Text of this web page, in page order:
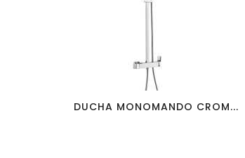
favorite_border
DUCHA MONOMANDO CROM...